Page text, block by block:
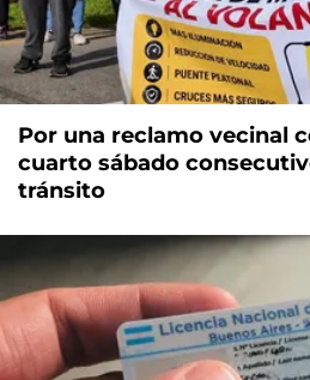
Por una reclamo vecinal
cuarto sábado
tránsito